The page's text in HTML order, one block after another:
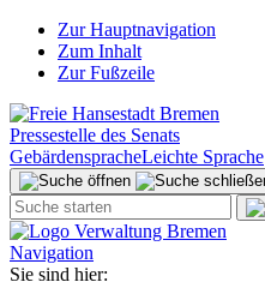
Zur Hauptnavigation
Zum Inhalt
Zur Fußzeile
Pressestelle des Senats
GebärdenspracheLeichte Sprache
Navigation
Sie sind hier: